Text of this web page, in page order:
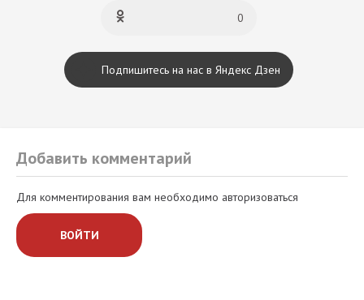
0
Подпишитесь на нас в Яндекс Дзен
Добавить комментарий
Для комментирования вам необходимо авторизоваться
ВОЙТИ